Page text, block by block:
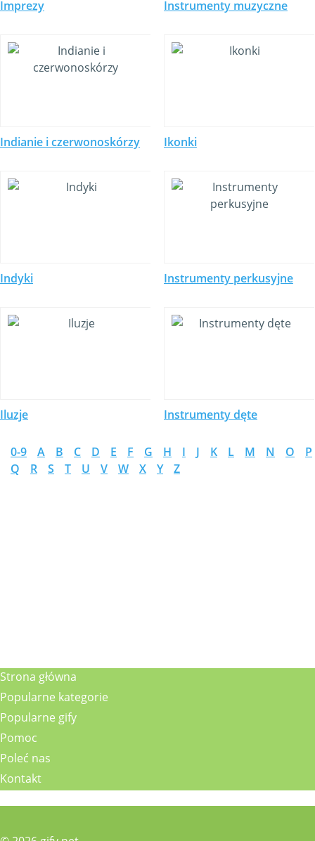
Imprezy Instrumenty muzyczne
Indianie i czerwonoskórzy Ikonki
Indyki Instrumenty perkusyjne
Iluzje Instrumenty dęte
0-9 A B C D E F G H I J K L M N O
P
Q
R S T U V W X Y Z
Strona główna
Popularne kategorie
Popularne gify
Pomoc
Poleć nas
Kontakt